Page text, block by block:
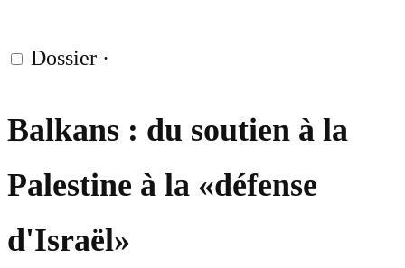
Dossier ·
Balkans : du soutien à la
Palestine à la «défense
d'Israël»